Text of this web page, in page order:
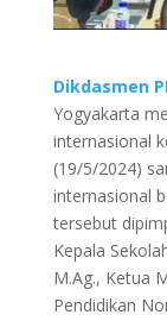
Dikdasmen
Yogyakarta
internasional
(19/5/2024)
internasional
tersebut
Kepala
M.Ag., Ketua
Pendidikan